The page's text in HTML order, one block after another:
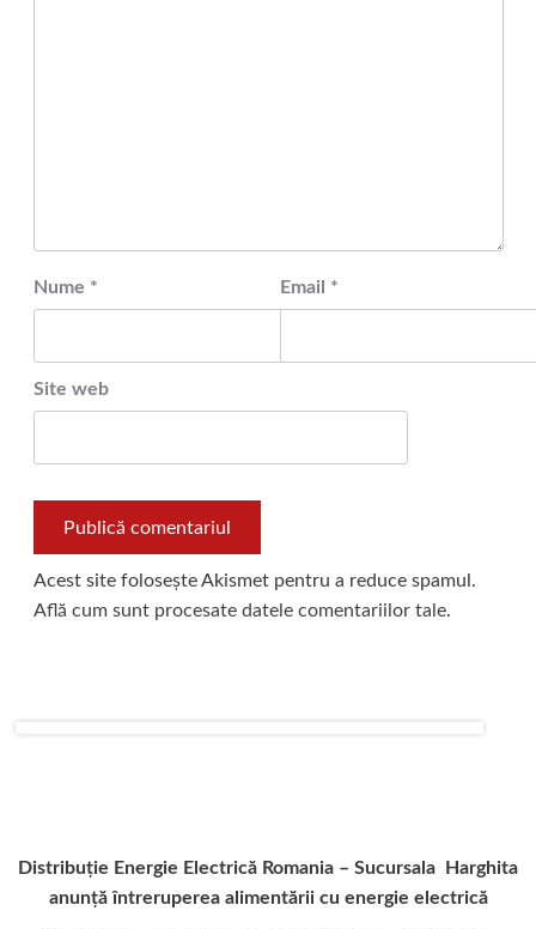
Nume * Email *
Site web
Acest site folosește Akismet pentru a reduce spamul.
Află cum sunt procesate datele comentariilor tale.
Distribuție Energie Electrică Romania – Sucursala Harghita
anunță întreruperea alimentării cu energie electrică